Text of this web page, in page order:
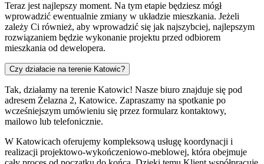
Teraz jest najlepszy moment. Na tym etapie będziesz mógł
wprowadzić ewentualnie zmiany w układzie mieszkania. Jeżeli
zależy Ci również, aby wprowadzić się jak najszybciej, najlepszym
rozwiązaniem będzie wykonanie projektu przed odbiorem
mieszkania od dewelopera.
Czy działacie na terenie Katowic?
Tak, działamy na terenie Katowic! Nasze biuro znajduje się pod
adresem Żelazna 2, Katowice. Zapraszamy na spotkanie po
wcześniejszym umówieniu się przez formularz kontaktowy,
mailowo lub telefonicznie.
W Katowicach oferujemy kompleksową usługę koordynacji i
realizacji projektowo-wykończeniowo-meblowej, która obejmuje